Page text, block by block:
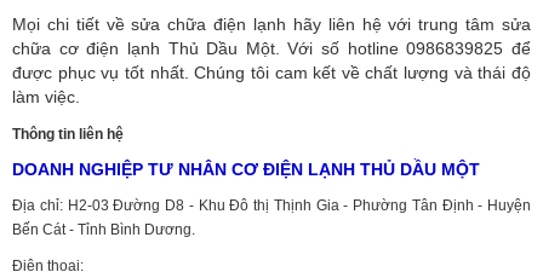
Mọi chi tiết về sửa chữa điện lạnh hãy liên hệ với trung tâm sửa
chữa cơ điện lạnh Thủ Dầu Một. Với số hotline 0986839825 để
được phục vụ tốt nhất. Chúng tôi cam kết về chất lượng và thái độ
làm việc.
Thông tin liên hệ
DOANH NGHIỆP TƯ NHÂN CƠ ĐIỆN LẠNH THỦ DẦU MỘT
Địa chỉ: H2-03 Đường D8 - Khu Đô thị Thịnh Gia - Phường Tân Định - Huyện
Bến Cát - Tỉnh Bình Dương.
Điện thoại: